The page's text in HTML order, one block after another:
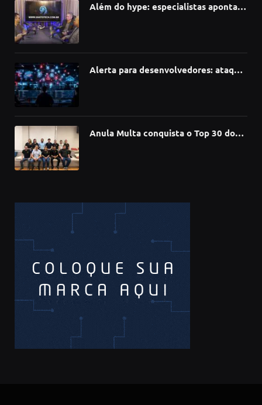
Além do hype: especialistas apontam
Alerta para desenvolvedores: ataque
Anula Multa conquista o Top 30 do